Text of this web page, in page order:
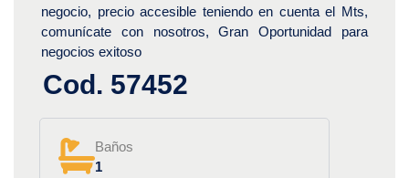
negocio, precio accesible teniendo en cuenta el Mts,
comunícate con nosotros, Gran Oportunidad para
negocios exitoso
Cod. 57452
Baños
1